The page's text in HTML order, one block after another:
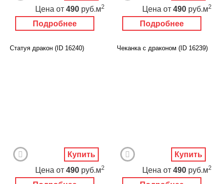
Подробнее
Цена от 490 руб.м2
Подробнее
Цена от 490 руб.м2
Статуя дракон (ID 16240)
Цена от 490 руб.м2
Купить
Чеканка с драконом (ID 16239)
Цена от 490 руб.м2
Купить